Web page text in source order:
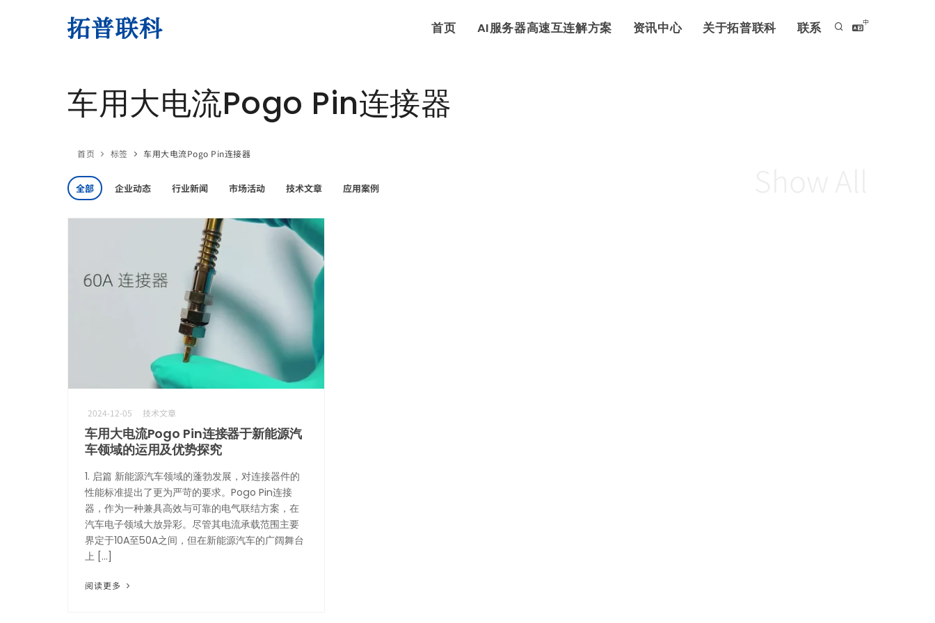
中
首页 AI服务器高速互连解方案 资讯中心 关于拓普联科 联系
车用大电流Pogo Pin连接器
首页 标签 车用大电流Pogo Pin连接器
全部 企业动态 行业新闻 市场活动 技术文章 应用案例
2024-12-05 技术文章
车用大电流Pogo Pin连接器于新能源汽
车领域的运用及优势探究
1. 启篇 新能源汽车领域的蓬勃发展，对连接器件的
性能标准提出了更为严苛的要求。Pogo Pin连接
器，作为一种兼具高效与可靠的电气联结方案，在
汽车电子领域大放异彩。尽管其电流承载范围主要
界定于10A至50A之间，但在新能源汽车的广阔舞台
上 […]
阅读更多